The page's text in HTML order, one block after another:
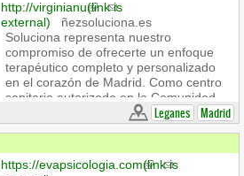
en evidencia científica. Adaptadas a su
entorno natural, las sesiones de Erica
despiertan la motivación intrínseca del
menor. A través del juego estructurado,
se estimulan la atención, la gestión de
la frustración y la psicomotricidad de
http://virginianu(link is
external)
ñezsoluciona.es
Soluciona representa nuestro
compromiso de ofrecerte un enfoque
terapéutico completo y personalizado
en el corazón de Madrid. Como centro
sanitario autorizado en la Comunidad
de Madrid, entendemos que cada
persona que llega a nuestra consulta
rápidas; busca un cambio profundo y
duradero que le permita reconectar con
Leganes Madrid
https://evapsicologia.com(link is